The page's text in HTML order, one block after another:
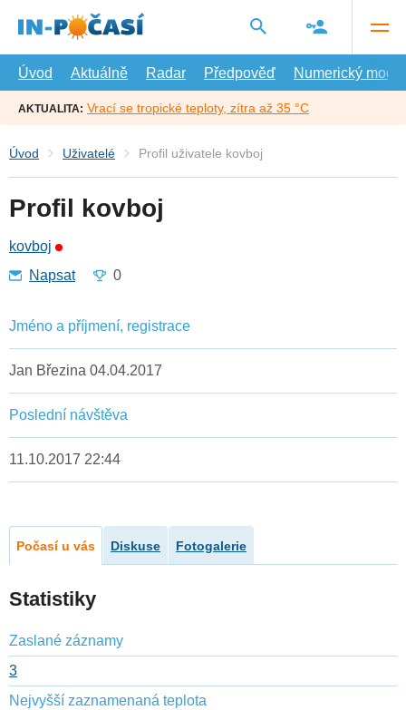
hlavní
Úvod
Aktuálně Radar Předpověď Numerický model
AKTUALITA: Vrací se tropické teploty, zítra až 35 °C
Úvod Uživatelé Profil uživatele kovboj
Profil kovboj
kovboj
Napsat
0
Jméno a příjmení, registrace
Jan Březina 04.04.2017
Poslední návštěva
11.10.2017 22:44
Počasí u vás Diskuse Fotogalerie
Statistiky
Zaslané záznamy
3
Nejvyšší zaznamenaná teplota